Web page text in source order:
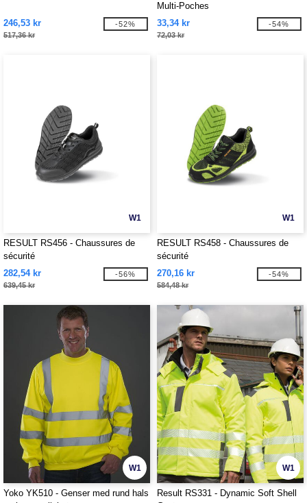
246,53 kr
517,36 kr
-52%
Multi-Poches
33,34 kr
72,03 kr
-54%
W1
RESULT RS456 - Chaussures de
sécurité
282,54 kr
639,45 kr
-56%
W1
RESULT RS458 - Chaussures de
sécurité
270,16 kr
584,48 kr
-54%
W1
Yoko YK510 - Genser med rund hals
W1
Result RS331 - Dynamic Soft Shell